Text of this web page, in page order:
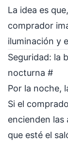
La idea es
comprador
iluminación y
Seguridad: la
nocturna #
Por la noche,
Si el
encienden las
que esté el